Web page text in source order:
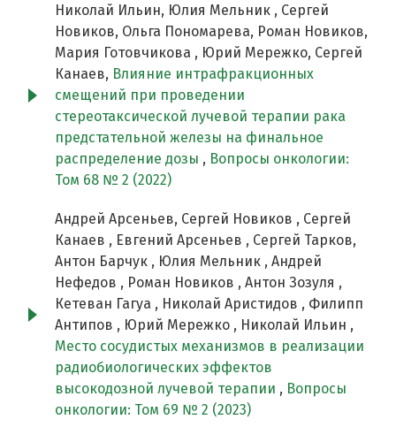
Николай Ильин, Юлия Мельник , Сергей
Новиков, Ольга Пономарева, Роман Новиков,
Мария Готовчикова , Юрий Мережко, Сергей
Канаев, Влияние интрафракционных
смещений при проведении
стереотаксической лучевой терапии рака
предстательной железы на финальное
распределение дозы , Вопросы онкологии:
Том 68 № 2 (2022)
Андрей Арсеньев, Сергей Новиков , Сергей
Канаев , Евгений Арсеньев , Сергей Тарков,
Антон Барчук , Юлия Мельник , Андрей
Нефедов , Роман Новиков , Антон Зозуля ,
Кетеван Гагуа , Николай Аристидов , Филипп
Антипов , Юрий Мережко , Николай Ильин ,
Место сосудистых механизмов в реализации
радиобиологических эффектов
высокодозной лучевой терапии , Вопросы
онкологии: Том 69 № 2 (2023)